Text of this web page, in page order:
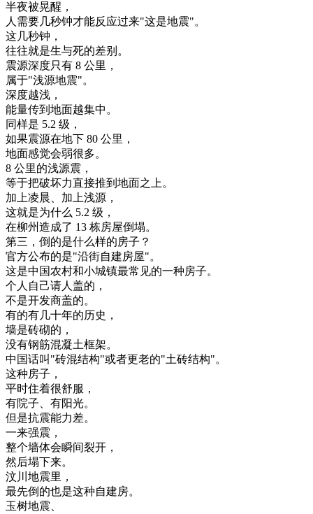
半夜被晃醒 ，
人需要几秒钟才能反应过来"这是地震"。
这几秒钟 ，
往往就是生与死的差别 。
震源深度只有 8 公里 ，
属于"浅源地震"。
深度越浅 ，
能量传到 地面越集中。
同样是 5.2 级 ，
如果震源在地下 80 公里 ，
地面感觉会弱很多。
8 公里的浅源震 ，
等于把破坏力直接推到 地面之上。
加上凌晨、 加上浅源 ，
这就是为什么 5.2 级 ，
在柳州造成了 13 栋房屋倒塌。
第三 ， 倒 的是什么样的房子 ？
官方公布的是"沿街自建房屋"。
这是中国农村和小城镇最常见的一种房子。
个人 自己请人盖的 ，
不是开发商盖的。
有的有几十年的历史 ，
墙是砖砌的 ，
没有钢筋混凝土框架。
中国话叫 "砖混结构"或者更老的"土砖结构"。
这种房子 ，
平时住着很舒服 ，
有院子、 有阳光。
但是抗震能力差。
一来强震 ，
整个墙体会瞬间裂开 ，
然后塌下来。
汶川 地震里 ，
最先倒 的也是这种自建房。
玉树地震、